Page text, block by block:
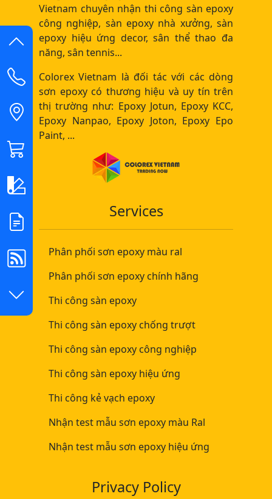
Vietnam chuyên nhận thi công sàn epoxy
công nghiệp, sàn epoxy nhà xưởng, sàn
epoxy hiệu ứng decor, sân thể thao đa
năng, sân tennis...
Colorex Vietnam là đối tác với các dòng
sơn epoxy có thương hiệu và uy tín trên
thị trường như: Epoxy Jotun, Epoxy KCC,
Epoxy Nanpao, Epoxy Joton, Epoxy Epo
Paint, ...
Services
Phân phối sơn epoxy màu ral
Phân phối sơn epoxy chính hãng
Thi công sàn epoxy
Thi công sàn epoxy chống trượt
Thi công sàn epoxy công nghiệp
Thi công sàn epoxy hiệu ứng
Thi công kẻ vạch epoxy
Nhận test mẫu sơn epoxy màu Ral
Nhận test mẫu sơn epoxy hiệu ứng
Privacy Policy